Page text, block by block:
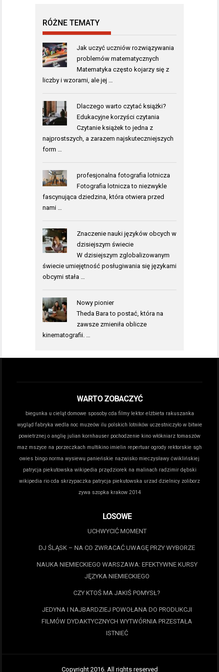
RÓŻNE TEMATY
Jak uczyć uczniów rozwiązywania
problemów matematycznych
Matematyka często kojarzy się z
liczby i wzorami, ale jej …
Dlaczego warto czytać książki?
Edukacyjne korzyści czytania
Czytanie książek to jedna z
najprostszych, a zarazem najskuteczniejszych
form …
profesjonalna fotografia lotnicza
Fotografia lotnicza to niezwykle
fascynująca dziedzina, która otwiera przed
nami …
Znaczenie nauki języków obcych w
dzisiejszym świecie
W dzisiejszym zglobalizowanym
świecie umiejętność posługiwania się językami
obcymi stała …
Nowy pionier
Theda Bara to postać, która na
zawsze zmieniła oblicze
kinematografii. …
WARTO ZOBACZYĆ
biegunka u cieląt domowe sposoby cda filmy lektor elżbieta rakuszanka
wygląd fabryka wedla noc muzeów ilu polskich lotników uczestniczyło w bitwie
powietrznej o anglię julian kornhauser pochodzenie kino włókniarz tomaszów
maz mszyce na porzeczkach multikino imielin repertuar ogrody rektorskie sgh
owies bingo norma wysiewu panieńskie nazwisko mieczysławy ćwiklińskiej
patrycja piekutowska wikipedia przędziorek na malinach radzimir dębski
wikipedia rio cda skrzypaczka patrycja piekutowska urzad dzielnicy zoliborz
zywa szopka krakow 2014
LOSOWE
UCHWYCIĆ MOMENT
DJ ŚLĄSK – NA CO ZWRACAĆ UWAGĘ PRZY WYBORZE
NAUKA NIEMIECKIEGO WARSZAWA: EFEKTYWNE KURSY
JĘZYKA NIEMIECKIEGO
CZY KTOŚ MA JAKIŚ POMYSŁ?
JEDYNA I NAJBARDZIEJ POWOŁANA DO PRODUKCJI
FILMÓW DYDAKTYCZNYCH WYTWÓRNIA PRZESTAŁA
ISTNIEĆ
Copyright 2016. All rights reserved